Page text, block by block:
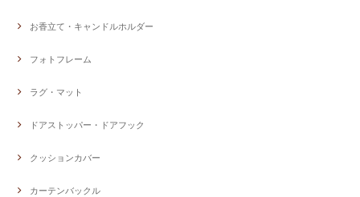
お香立て・キャンドルホルダー
フォトフレーム
ラグ・マット
ドアストッパー・ドアフック
クッションカバー
カーテンバックル